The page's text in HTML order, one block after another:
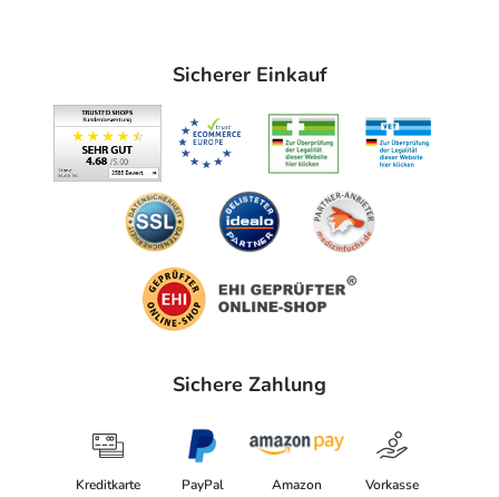
Sicherer Einkauf
Sichere Zahlung
Kreditkarte PayPal Amazon Vorkasse